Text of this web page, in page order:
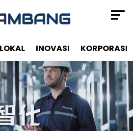
LOKAL INOVASI KORPORASI